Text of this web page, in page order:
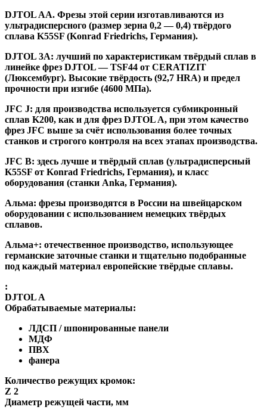
DJTOL AA. Фрезы этой серии изготавливаются из
ультрадисперсного (размер зерна 0,2 — 0,4) твёрдого
сплава K55SF (Konrad Friedrichs, Германия).
DJTOL 3A: лучший по характеристикам твёрдый сплав в
линейке фрез DJTOL — TSF44 от CERATIZIT
(Люксембург). Высокие твёрдость (92,7 HRA) и предел
прочности при изгибе (4600 МПа).
JFC J: для производства используется субмикронный
сплав K200, как и для фрез DJTOL A, при этом качество
фрез JFC выше за счёт использования более точных
станков и строгого контроля на всех этапах производства.
JFC B: здесь лучше и твёрдый сплав (ультрадисперсный
K55SF от Konrad Friedrichs, Германия), и класс
оборудования (станки Anka, Германия).
Альма: фрезы производятся в России на швейцарском
оборудовании с использованием немецких твёрдых
сплавов.
Альма+: отечественное производство, использующее
германские заточные станки и тщательно подобранные
под каждый материал европейские твёрдые сплавы.
:
DJTOL A
Обрабатываемые материалы:
ЛДСП / шпонированные панели
МДФ
ПВХ
фанера
Количество режущих кромок:
Z 2
Диаметр режущей части, мм